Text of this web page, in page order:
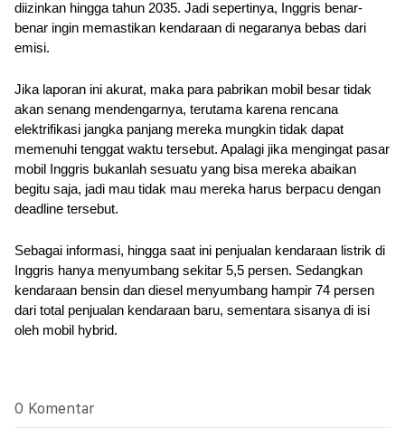
diizinkan hingga tahun 2035. Jadi sepertinya, Inggris benar-
benar ingin memastikan kendaraan di negaranya bebas dari
emisi.
Jika laporan ini akurat, maka para pabrikan mobil besar tidak
akan senang mendengarnya, terutama karena rencana
elektrifikasi jangka panjang mereka mungkin tidak dapat
memenuhi tenggat waktu tersebut. Apalagi jika mengingat pasar
mobil Inggris bukanlah sesuatu yang bisa mereka abaikan
begitu saja, jadi mau tidak mau mereka harus berpacu dengan
deadline tersebut.
Sebagai informasi, hingga saat ini penjualan kendaraan listrik di
Inggris hanya menyumbang sekitar 5,5 persen. Sedangkan
kendaraan bensin dan diesel menyumbang hampir 74 persen
dari total penjualan kendaraan baru, sementara sisanya di isi
oleh mobil hybrid.
0 Komentar